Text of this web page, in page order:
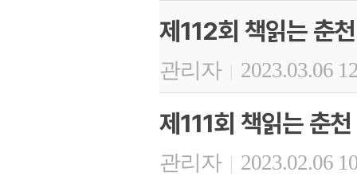
제112회 책읽는 춘천
관리자 | 2023.03.06
제111회 책읽는 춘천
관리자 | 2023.02.06